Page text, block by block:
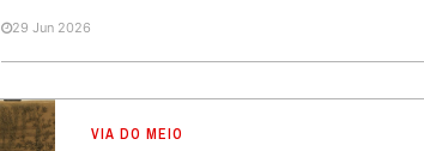
29 Jun 2026
VIA DO MEIO